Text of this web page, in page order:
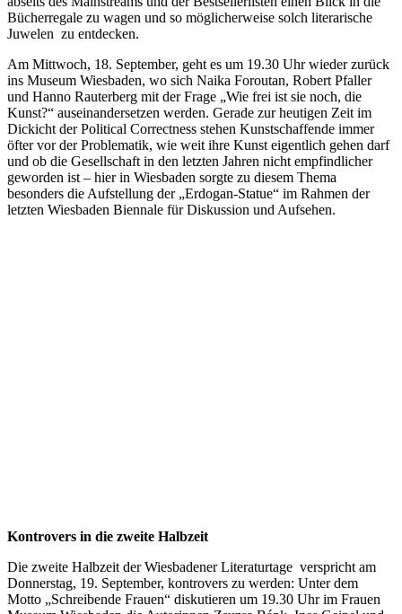
Bücherregale zu wagen und so möglicherweise solch literarische
Juwelen zu entdecken.
Am Mittwoch, 18. September, geht es um 19.30 Uhr wieder zurück
ins Museum Wiesbaden, wo sich Naika Foroutan, Robert Pfaller
und Hanno Rauterberg mit der Frage „Wie frei ist sie noch, die
Kunst?“ auseinandersetzen werden. Gerade zur heutigen Zeit im
Dickicht der Political Correctness stehen Kunstschaffende immer
öfter vor der Problematik, wie weit ihre Kunst eigentlich gehen darf
und ob die Gesellschaft in den letzten Jahren nicht empfindlicher
geworden ist – hier in Wiesbaden sorgte zu diesem Thema
besonders die Aufstellung der „Erdogan-Statue“ im Rahmen der
letzten Wiesbaden Biennale für Diskussion und Aufsehen.
Kontrovers in die zweite Halbzeit
Die zweite Halbzeit der Wiesbadener Literaturtage verspricht am
Donnerstag, 19. September, kontrovers zu werden: Unter dem
Motto „Schreibende Frauen“ diskutieren um 19.30 Uhr im Frauen